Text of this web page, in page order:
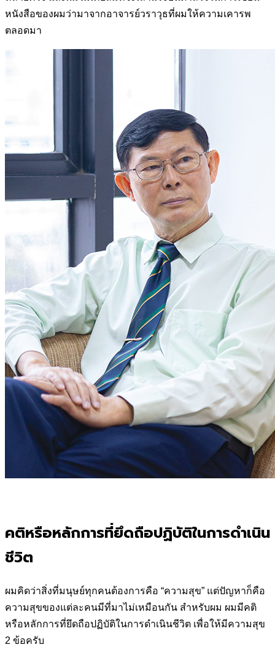
หนังสือของผมว่ามาจากอาจารย์วราวุธที่ผมให้ความเคารพ
ตลอดมา
คติหรือหลักการที่ยึดถือปฏิบัติในการดำเนิน
ชีวิต
ผมคิดว่าสิ่งที่มนุษย์ทุกคนต้องการคือ “ความสุข” แต่ปัญหาก็คือ
ความสุขของแต่ละคนมีที่มาไม่เหมือนกัน สำหรับผม ผมมีคติ
หรือหลักการที่ยึดถือปฏิบัติในการดำเนินชีวิต เพื่อให้มีความสุข
2 ข้อครับ